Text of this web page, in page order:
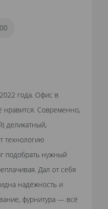
года. Офис в
нравится. Современно,
деликатный,
технологию
подобрать нужный
Дал от себя
надёжность и
фурнитура — всё